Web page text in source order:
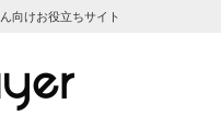
向けお役立ちサイト